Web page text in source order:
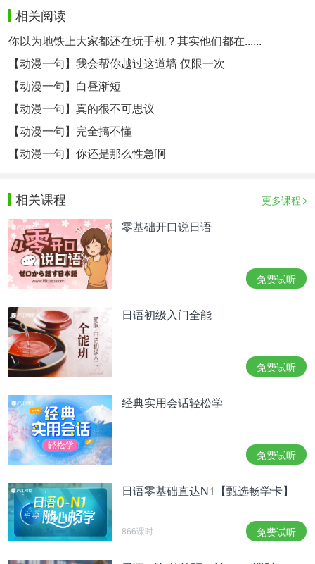
哥哥
这次又有什么事
就是想叫叫你
这篇材料你能听出多少？点击这里做听写，提高外语
水平>>
相关热点： 日语听力练习
与四叶草
相关阅读
你以为地铁上大家都还在玩手机？其实他们都在......
【动漫一句】我会帮你越过这道墙 仅限一次
【动漫一句】白昼渐短
【动漫一句】真的很不可思议
【动漫一句】完全搞不懂
【动漫一句】你还是那么性急啊
相关课程 更多课程
零基础开口说日语
免费试听
日语初级入门全能
免费试听
经典实用会话轻松学
免费试听
日语零基础直达N1【甄选畅学卡】
866课时 免费试听